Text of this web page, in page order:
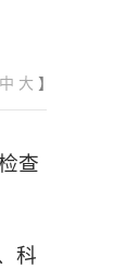
中 大 】
查
科